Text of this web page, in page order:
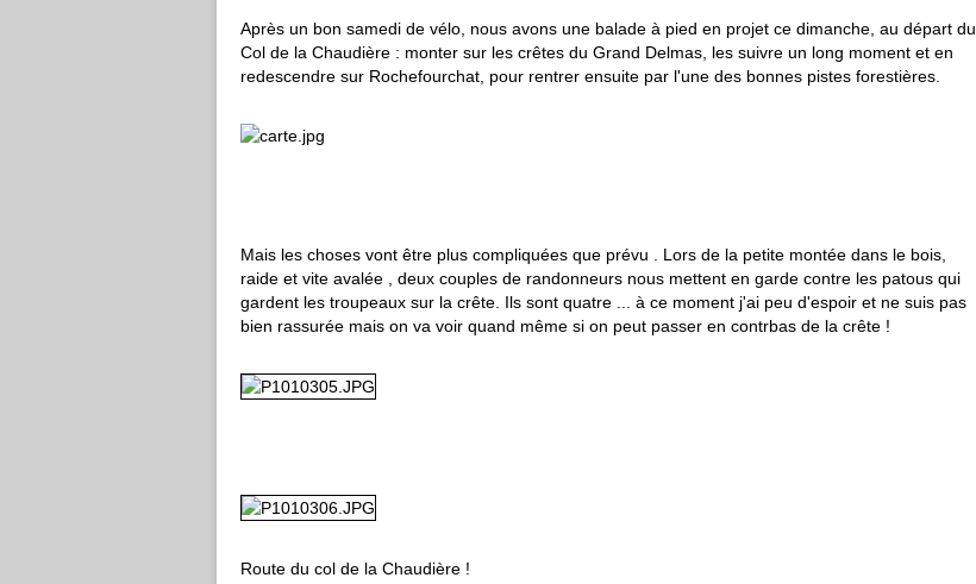
Après un bon samedi de vélo, nous avons une balade à pied en projet ce dimanche, au départ du
Col de la Chaudière : monter sur les crêtes du Grand Delmas, les suivre un long moment et en
redescendre sur Rochefourchat, pour rentrer ensuite par l'une des bonnes pistes forestières.
Mais les choses vont être plus compliquées que prévu . Lors de la petite montée dans le bois,
raide et vite avalée , deux couples de randonneurs nous mettent en garde contre les patous qui
gardent les troupeaux sur la crête. Ils sont quatre ... à ce moment j'ai peu d'espoir et ne suis pas
bien rassurée mais on va voir quand même si on peut passer en contrbas de la crête !
Route du col de la Chaudière !